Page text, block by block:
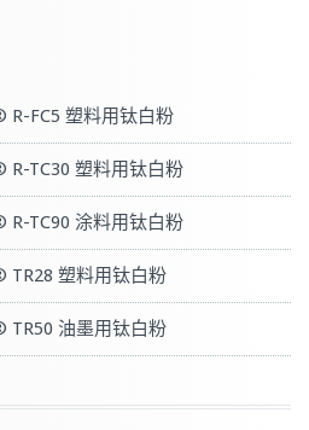
R-FC5 塑料用钛白粉
R-TC30 塑料用钛白粉
R-TC90 涂料用钛白粉
TR28 塑料用钛白粉
TR50 油墨用钛白粉